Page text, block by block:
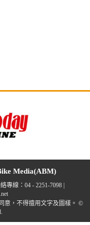
Media(ABM)
專線：04 - 2251-7098 |
意，不得擅用文字及圖樣。 ©